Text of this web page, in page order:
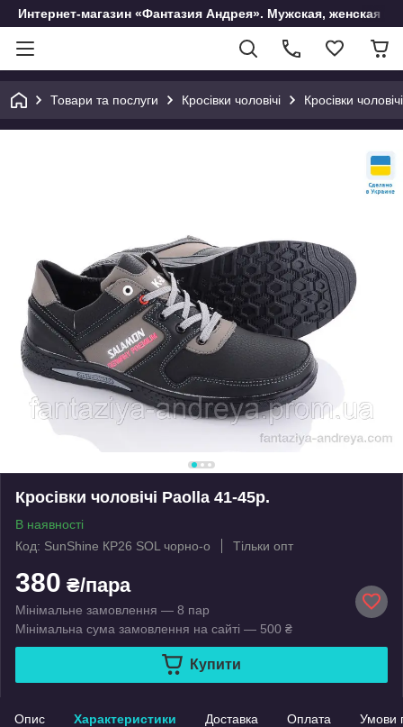
Интернет-магазин «Фантазия Андрея». Мужская, женская и
Товари та послуги Кросівки чоловічі Кросівки
Кросівки чоловічі Paolla 41-45р.
В наявності
Код: SunShine КР26 SOL чорно-о
Тільки опт
380 ₴/пара
Мінімальне замовлення — 8 пар
Мінімальна сума замовлення на сайті — 500 ₴
Купити
Опис Характеристики Доставка Оплата Умови